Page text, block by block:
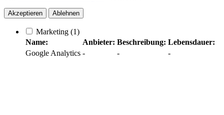
Akzeptieren Ablehnen
Marketing (1)
Name:
Anbieter: Beschreibung: Lebensdauer:
Google Analytics - - -